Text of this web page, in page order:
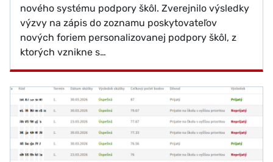
nového systému podpory škôl. Zverejnilo výsledky
výzvy na zápis do zoznamu poskytovateľov
nových foriem personalizovanej podpory škôl, z
ktorých vznikne s…